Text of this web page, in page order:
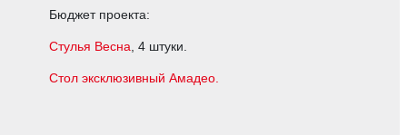
Бюджет проекта:
Стулья Весна, 4 штуки.
Стол эксклюзивный Амадео.